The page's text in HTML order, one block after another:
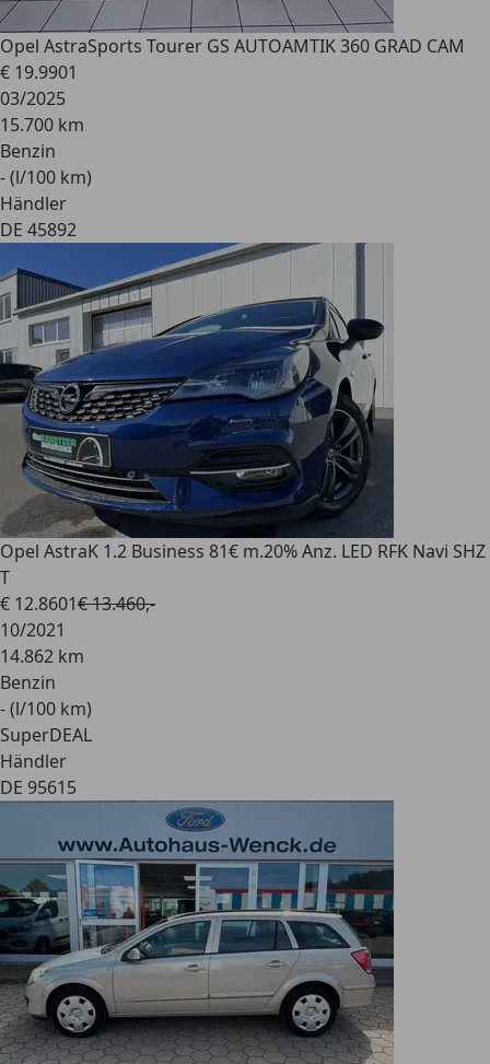
Opel AstraSports Tourer GS AUTOAMTIK 360 GRAD CAM
€ 19.9901
03/2025
15.700 km
Benzin
- (l/100 km)
Händler
DE 45892
Opel AstraK 1.2 Business 81€ m.20% Anz. LED RFK Navi SHZ
T
€ 12.8601€ 13.460,-
10/2021
14.862 km
Benzin
- (l/100 km)
SuperDEAL
Händler
DE 95615